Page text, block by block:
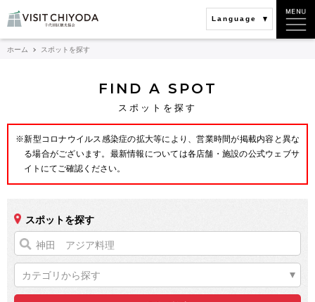
Language
ホーム スポットを探す
FIND A SPOT
スポットを探す
※新型コロナウイルス感染症の拡大等により、営業時間が掲載内容と異な
る場合がございます。最新情報については各店舗・施設の公式ウェブサ
イトにてご確認ください。
スポットを探す
カテゴリから探す